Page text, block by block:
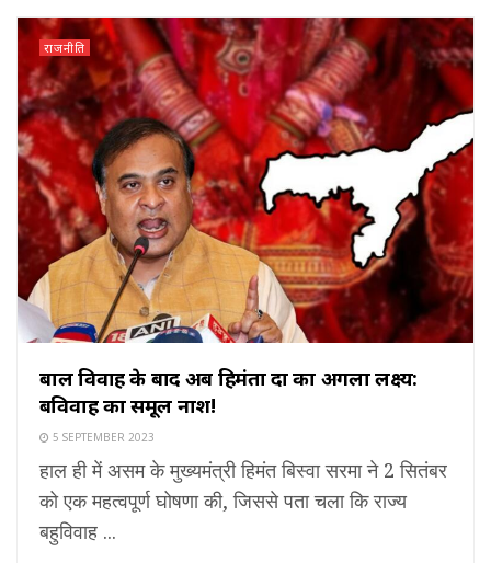
राजनीति
बाल विवाह के बाद अब हिमंता दा का अगला लक्ष्य:
बहुविवाह का समूल नाश!
5 SEPTEMBER 2023
हाल ही में असम के मुख्यमंत्री हिमंत बिस्वा सरमा ने 2 सितंबर
को एक महत्वपूर्ण घोषणा की, जिससे पता चला कि राज्य
बहुविवाह ...